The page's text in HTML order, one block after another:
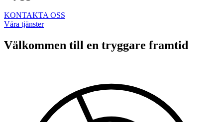
KONTAKTA OSS
Våra tjänster
Välkommen till en tryggare framtid